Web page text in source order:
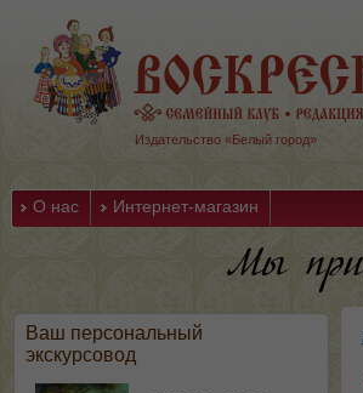
Издательство «Белый город»
О нас Интернет-магазин
Ваш персональный
экскурсовод